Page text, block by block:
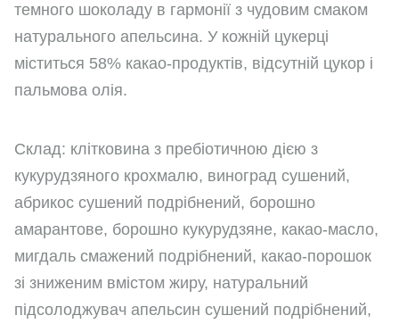
темного шоколаду в гармонії з чудовим смаком
натурального апельсина. У кожній цукерці
міститься 58% какао-продуктів, відсутній цукор і
пальмова олія.
Склад: клітковина з пребіотичною дією з
кукурудзяного крохмалю, виноград сушений,
абрикос сушений подрібнений, борошно
амарантове, борошно кукурудзяне, какао-масло,
мигдаль смажений подрібнений, какао-порошок
зі зниженим вмістом жиру, натуральний
підсолоджувач апельсин сушений подрібнений,